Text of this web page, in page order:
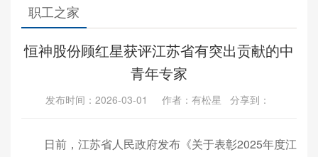
职工之家
恒神股份顾红星获评江苏省有突出贡献的中
青年专家
发布时间：2026-03-01 作者：有松星 分享到：
日前，江苏省人民政府发布《关于表彰2025年度江